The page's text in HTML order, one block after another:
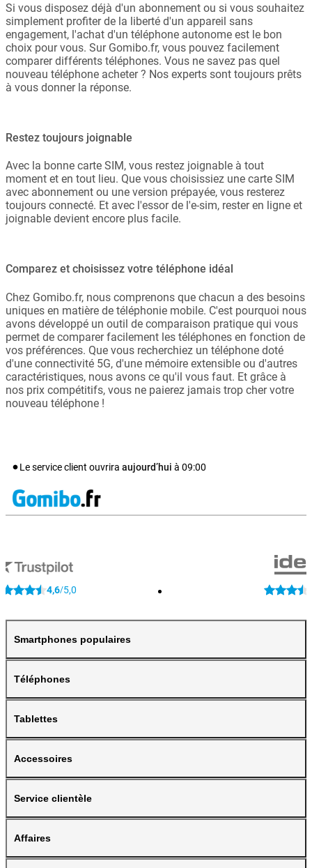
Si vous disposez déjà d'un abonnement ou si vous souhaitez
simplement profiter de la liberté d'un appareil sans
engagement, l'achat d'un téléphone autonome est le bon
choix pour vous. Sur Gomibo.fr, vous pouvez facilement
comparer différents téléphones. Vous ne savez pas quel
nouveau téléphone acheter ? Nos experts sont toujours prêts
à vous donner la réponse.
Restez toujours joignable
Avec la bonne carte SIM, vous restez joignable à tout
moment et en tout lieu. Que vous choisissiez une carte SIM
avec abonnement ou une version prépayée, vous resterez
toujours connecté. Et avec l'essor de l'e-sim, rester en ligne et
joignable devient encore plus facile.
Comparez et choisissez votre téléphone idéal
Chez Gomibo.fr, nous comprenons que chacun a des besoins
uniques en matière de téléphonie mobile. C'est pourquoi nous
avons développé un outil de comparaison pratique qui vous
permet de comparer facilement les téléphones en fonction de
vos préférences. Que vous recherchiez un téléphone doté
d'une connectivité 5G, d'une mémoire extensible ou d'autres
caractéristiques, nous avons ce qu'il vous faut. Et grâce à
nos prix compétitifs, vous ne paierez jamais trop cher votre
nouveau téléphone !
Le service client ouvrira aujourd’hui à 09:00
4,6/5,0
Smartphones populaires
Téléphones
Tablettes
Accessoires
Service clientèle
Affaires